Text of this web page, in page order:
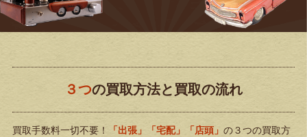
３つの買取方法と買取の流れ
買取手数料一切不要！ 「出張」「宅配」「店頭」 の３つの買取方